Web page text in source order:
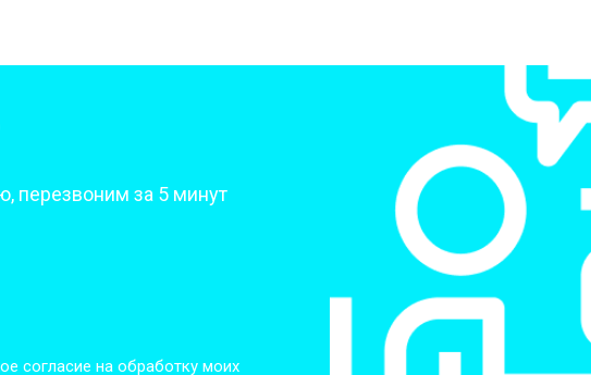
от 3500 ₽
от 2200 ₽
от 1700 ₽
от 80 мин
перезвоним за 5 минут
согласие на обработку моих